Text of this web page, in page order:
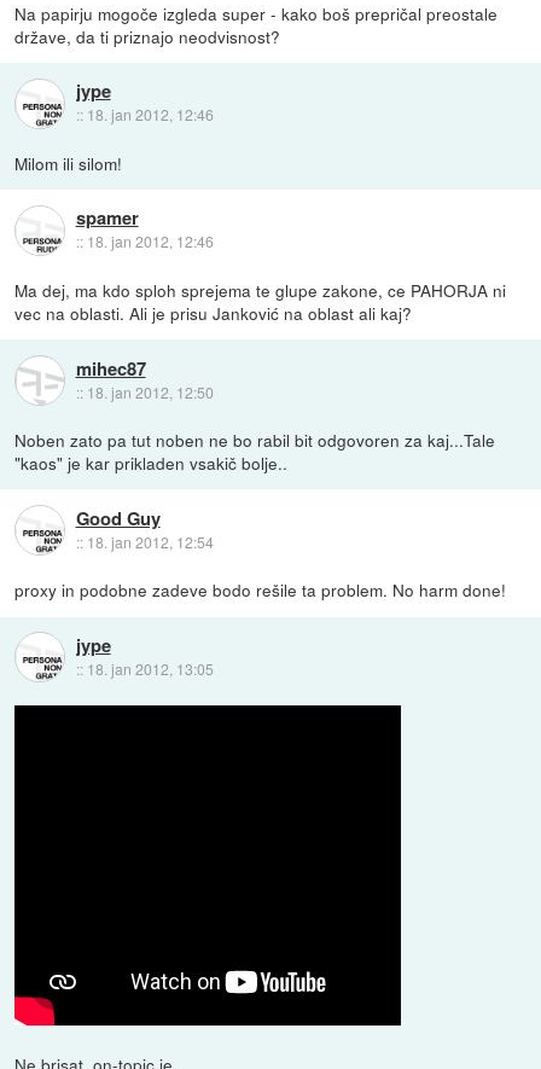
Na papirju mogoče izgleda super - kako boš prepričal preostale
države, da ti priznajo neodvisnost?
jype
:: 18. jan 2012, 12:46
Milom ili silom!
spamer
:: 18. jan 2012, 12:46
Ma dej, ma kdo sploh sprejema te glupe zakone, ce PAHORJA ni
vec na oblasti. Ali je prisu Janković na oblast ali kaj?
mihec87
:: 18. jan 2012, 12:50
Noben zato pa tut noben ne bo rabil bit odgovoren za kaj...Tale
"kaos" je kar prikladen vsakič bolje..
Good Guy
:: 18. jan 2012, 12:54
proxy in podobne zadeve bodo rešile ta problem. No harm done!
jype
:: 18. jan 2012, 13:05